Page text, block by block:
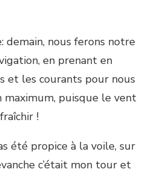
demain, nous ferons notre
en prenant en
et les courants pour nous
maximum, puisque le vent
!
été propice à la voile, sur
c’était mon tour et